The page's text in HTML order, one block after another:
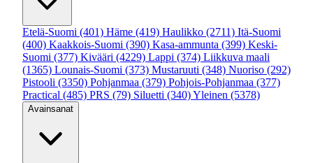
Etelä-Suomi (401) Häme (419) Haulikko (2711) Itä-Suomi
(400) Kaakkois-Suomi (390) Kasa-ammunta (399) Keski-
Suomi (377) Kivääri (4229) Lappi (374) Liikkuva maali
(1365) Lounais-Suomi (373) Mustaruuti (348) Nuoriso (292)
Pistooli (3350) Pohjanmaa (379) Pohjois-Pohjanmaa (377)
Practical (485) PRS (79) Siluetti (340)Yleinen (5378)
Avainsanat